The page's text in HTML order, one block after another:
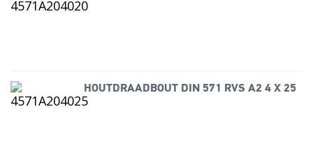
HOUTDRAADBOUT DIN 571 RVS A2 4 X 25